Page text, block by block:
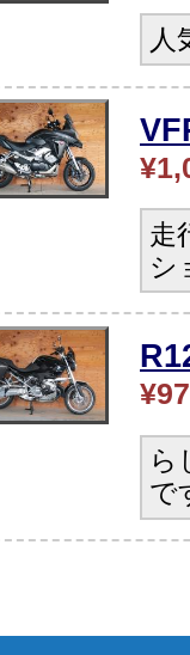
人
走
シ
ら
で